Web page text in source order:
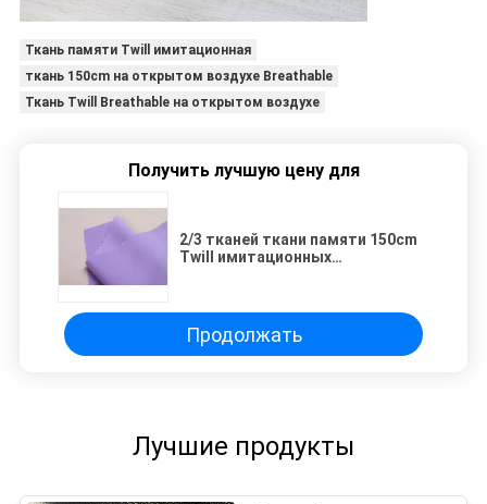
Ткань памяти Twill имитационная
ткань 150cm на открытом воздухе Breathable
Ткань Twill Breathable на открытом воздухе
Получить лучшую цену для
2/3 тканей ткани памяти 150cm
Twill имитационных
запасе
Продолжать
Лучшие продукты